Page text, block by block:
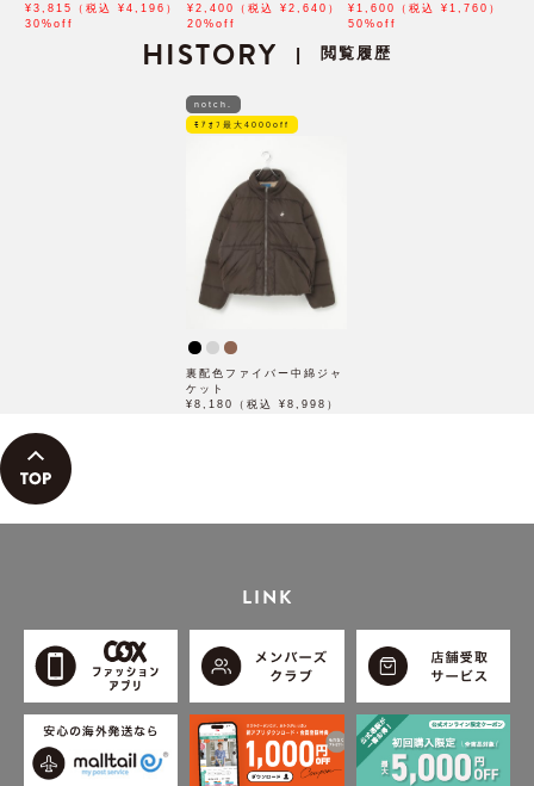
ス
¥3,815（税込 ¥4,196）
30%off
¥2,400（税込 ¥2,640）
20%off
¥1,600（税込 ¥1,760）
50%off
HISTORY | 閲覧履歴
notch.
ﾓｱｵﾌ最大4000off
裏配色ファイバー中綿ジャ
ケット
¥8,180（税込 ¥8,998）
LINK